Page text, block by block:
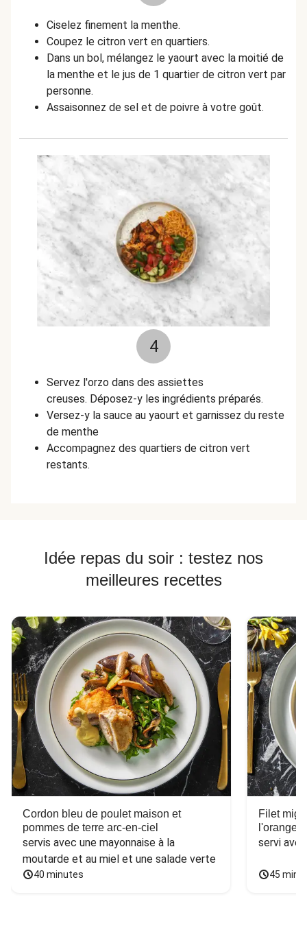
Ciselez finement la menthe.
Coupez le citron vert en quartiers.
Dans un bol, mélangez le yaourt avec la moitié de
la menthe et le jus de 1 quartier de citron vert par
personne.
Assaisonnez de sel et de poivre à votre goût.
4
Servez l'orzo dans des assiettes
creuses. Déposez-y les ingrédients préparés.
Versez-y la sauce au yaourt et garnissez du reste
de menthe
Accompagnez des quartiers de citron vert
restants.
Idée repas du soir : testez nos
meilleures recettes
Cordon bleu de poulet maison et
pommes de terre arc-en-ciel
servis avec une mayonnaise à la
moutarde et au miel et une salade verte
40 minutes
Filet
l'orange
servi
45